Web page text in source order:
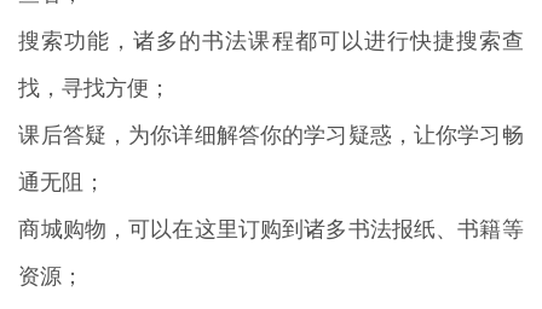
搜索功能，诸多的书法课程都可以进行快捷搜索查
找，寻找方便；
课后答疑，为你详细解答你的学习疑惑，让你学习畅
通无阻；
商城购物，可以在这里订购到诸多书法报纸、书籍等
资源；